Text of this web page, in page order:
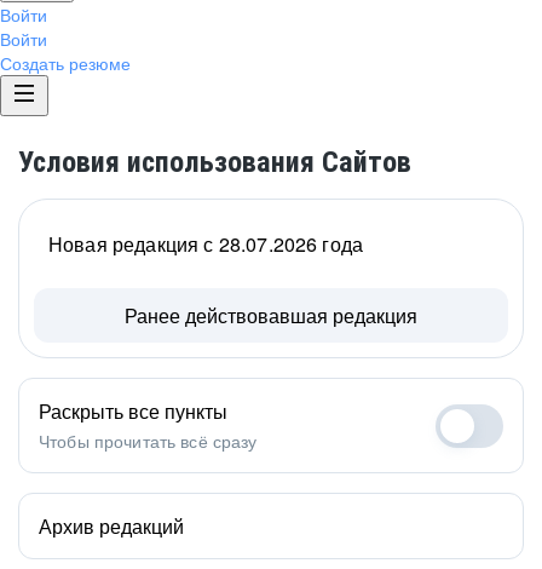
Войти
Войти
Создать резюме
Условия использования Сайтов
Новая редакция с 28.07.2026 года
Ранее действовавшая редакция
Раскрыть все пункты
Чтобы прочитать всё сразу
Архив редакций